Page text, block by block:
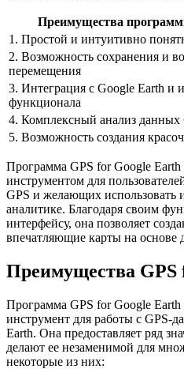
Преимущества
1. Простой и интуитивно
2. Возможность сохранения и
перемещения
3. Интеграция с Google Earth и
функционала
4. Комплексный анализ данных
5. Возможность создания
Программа GPS for Google
инструментом для
GPS и желающих использовать
аналитике. Благодаря своим
интерфейсу, она позволяет
впечатляющие карты на основе
Преимущества GPS
Программа GPS for Google Earth
инструмент для работы с
Earth. Она предоставляет ряд
делают ее незаменимой для
некоторые из них: